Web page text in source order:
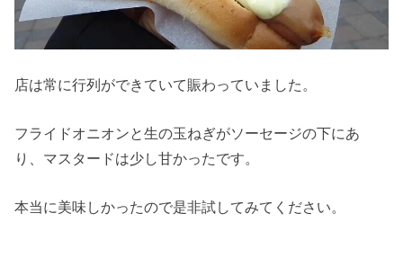
店は常に行列ができていて賑わっていました。
フライドオニオンと生の玉ねぎがソーセージの下にあ
り、マスタードは少し甘かったです。
本当に美味しかったので是非試してみてください。